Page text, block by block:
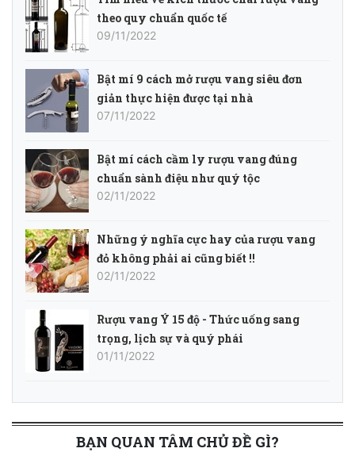
theo quy chuẩn quốc tế
09/11/2022
Bật mí 9 cách mở rượu vang siêu đơn
giản thực hiện được tại nhà
07/11/2022
Bật mí cách cầm ly rượu vang đúng
chuẩn sành điệu như quý tộc
02/11/2022
Những ý nghĩa cực hay của rượu vang
đỏ không phải ai cũng biết !!
02/11/2022
Rượu vang Ý 15 độ - Thức uống sang
trọng, lịch sự và quý phái
01/11/2022
BẠN QUAN TÂM CHỦ ĐỀ GÌ?